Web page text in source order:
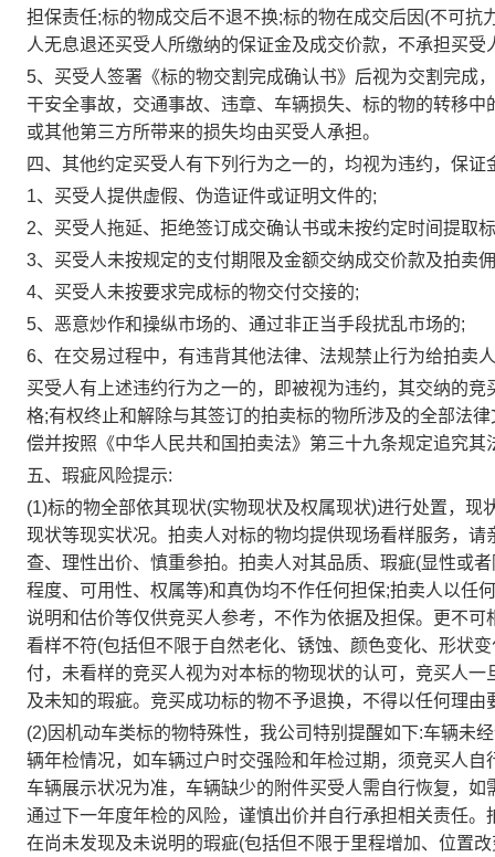
担保责任;标的物成交后不退不换;标的物在成交后因(不可
人无息退还买受人所缴纳的保证金及成交价款，不承担买受
5、买受人签署《标的物交割完成确认书》后视为交割完成
干安全事故，交通事故、违章、车辆损失、标的物的转移
或其他第三方所带来的损失均由买受人承担。
四、其他约定买受人有下列行为之一的，均视为违约，保证
1、买受人提供虚假、伪造证件或证明文件的;
2、买受人拖延、拒绝签订成交确认书或未按约定时间提取
3、买受人未按规定的支付期限及金额交纳成交价款及拍卖
4、买受人未按要求完成标的物交付交接的;
5、恶意炒作和操纵市场的、通过非正当手段扰乱市场的;
6、在交易过程中，有违背其他法律、法规禁止行为给拍卖
买受人有上述违约行为之一的，即被视为违约，其交纳的
格;有权终止和解除与其签订的拍卖标的物所涉及的全部法
偿并按照《中华人民共和国拍卖法》第三十九条规定追究其
五、瑕疵风险提示:
(1)标的物全部依其现状(实物现状及权属现状)进行处置，
现状等现实状况。拍卖人对标的物均提供现场看样服务，
查、理性出价、慎重参拍。拍卖人对其品质、瑕疵(显性或
程度、可用性、权属等)和真伪均不作任何担保;拍卖人以任
说明和估价等仅供竞买人参考，不作为依据及担保。更不
看样不符(包括但不限于自然老化、锈蚀、颜色变化、形状
付，未看样的竞买人视为对本标的物现状的认可，竞买人
及未知的瑕疵。竞买成功标的物不予退换，不得以任何理
(2)因机动车类标的物特殊性，我公司特别提醒如下:车辆未
辆年检情况，如车辆过户时交强险和年检过期，须竞买人
车辆展示状况为准，车辆缺少的附件买受人需自行恢复，
通过下一年度年检的风险，谨慎出价并自行承担相关责任。
在尚未发现及未说明的瑕疵(包括但不限于里程增加、位置